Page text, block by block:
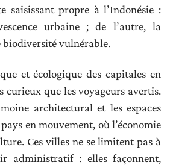
saisissant propre à l’Indonésie :
urbaine ; de l’autre, la
biodiversité vulnérable.
et écologique des capitales en
curieux que les voyageurs avertis.
architectural et les espaces
en mouvement, où l’économie
Ces villes ne se limitent pas à
administratif : elles façonnent,